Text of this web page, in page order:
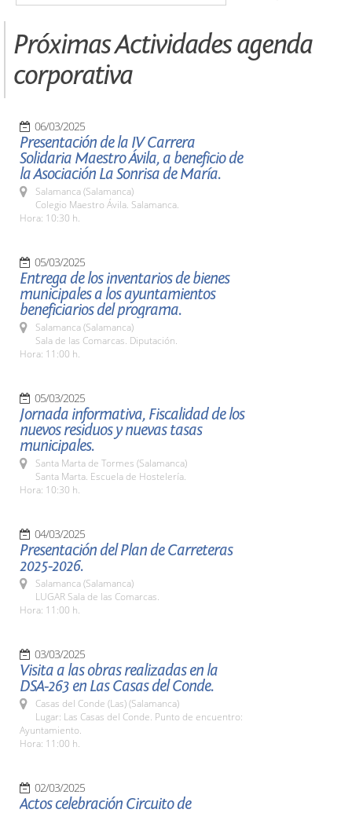
Próximas Actividades agenda
corporativa
06/03/2025
Presentación de la IV Carrera
Solidaria Maestro Ávila, a beneficio de
la Asociación La Sonrisa de María.
Salamanca (Salamanca)
Colegio Maestro Ávila. Salamanca.
Hora: 10:30 h.
05/03/2025
Entrega de los inventarios de bienes
municipales a los ayuntamientos
beneficiarios del programa.
Salamanca (Salamanca)
Sala de las Comarcas. Diputación.
Hora: 11:00 h.
05/03/2025
Jornada informativa, Fiscalidad de los
nuevos residuos y nuevas tasas
municipales.
Santa Marta de Tormes (Salamanca)
Santa Marta. Escuela de Hostelería.
Hora: 10:30 h.
04/03/2025
Presentación del Plan de Carreteras
2025-2026.
Salamanca (Salamanca)
LUGAR Sala de las Comarcas.
Hora: 11:00 h.
03/03/2025
Visita a las obras realizadas en la
DSA-263 en Las Casas del Conde.
Casas del Conde (Las) (Salamanca)
Lugar: Las Casas del Conde. Punto de encuentro:
Ayuntamiento.
Hora: 11:00 h.
02/03/2025
Actos celebración Circuito de